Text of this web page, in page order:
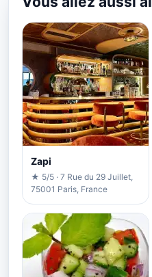
Zapi
★ 5/5 · 7 Rue du 29 Juillet,
75001 Paris, France